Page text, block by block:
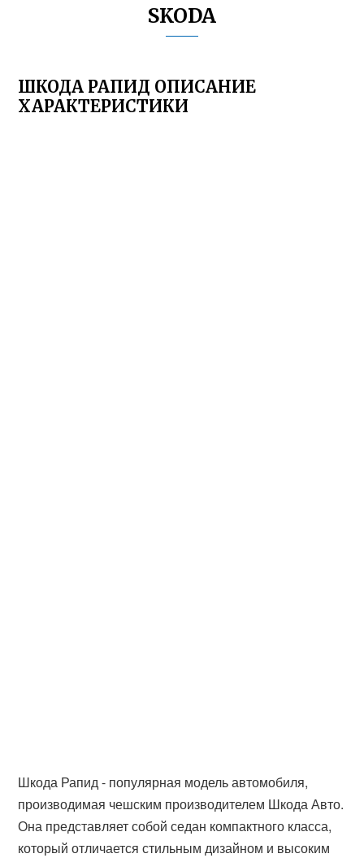
SKODA
ШКОДА РАПИД ОПИСАНИЕ
ХАРАКТЕРИСТИКИ
Шкода Рапид - популярная модель автомобиля,
производимая чешским производителем Шкода Авто.
Она представляет собой седан компактного класса,
который отличается стильным дизайном и высоким